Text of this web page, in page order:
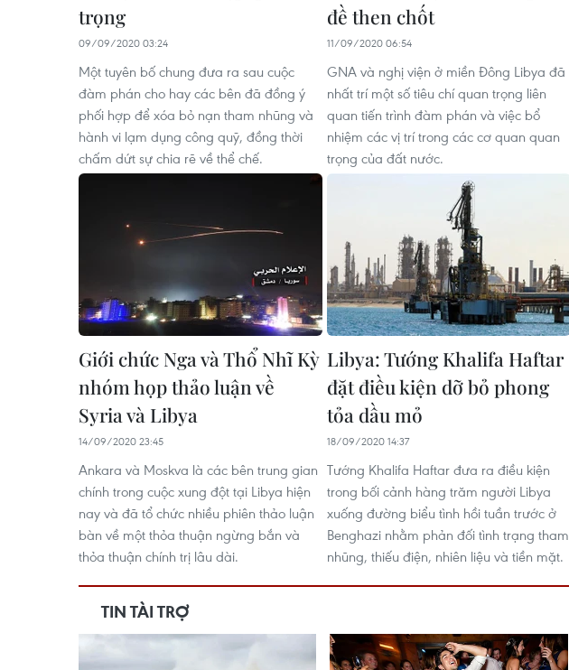
trọng
09/09/2020 03:24
Một tuyên bố chung đưa ra sau cuộc
đàm phán cho hay các bên đã đồng ý
phối hợp để xóa bỏ nạn tham nhũng và
hành vi lạm dụng công quỹ, đồng thời
chấm dứt sự chia rẽ về thể chế.
đề then chốt
11/09/2020 06:54
GNA và nghị viện ở miền Đông Libya đã
nhất trí một số tiêu chí quan trọng liên
quan tiến trình đàm phán và việc bổ
nhiệm các vị trí trong các cơ quan quan
trọng của đất nước.
Giới chức Nga và Thổ Nhĩ Kỳ
nhóm họp thảo luận về
Syria và Libya
14/09/2020 23:45
Ankara và Moskva là các bên trung gian
chính trong cuộc xung đột tại Libya hiện
nay và đã tổ chức nhiều phiên thảo luận
bàn về một thỏa thuận ngừng bắn và
thỏa thuận chính trị lâu dài.
Libya: Tướng Khalifa Haftar
đặt điều kiện dỡ bỏ phong
tỏa dầu mỏ
18/09/2020 14:37
Tướng Khalifa Haftar đưa ra điều kiện
trong bối cảnh hàng trăm người Libya
xuống đường biểu tình hồi tuần trước ở
Benghazi nhằm phản đối tình trạng tham
nhũng, thiếu điện, nhiên liệu và tiền mặt.